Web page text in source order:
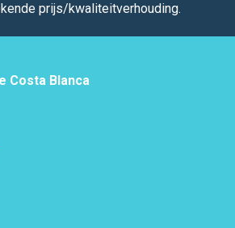
prijs/kwaliteitverhouding.
Costa Blanca